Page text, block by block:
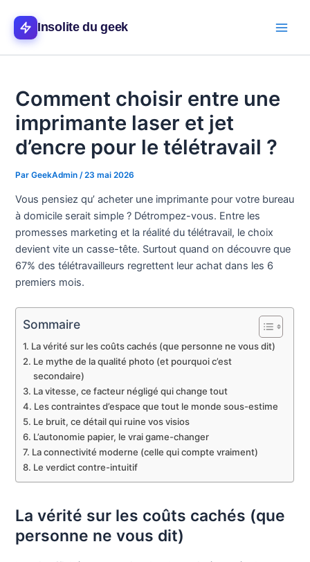
contenu
Insolite du geek
Comment choisir entre une
imprimante laser et jet
d’encre pour le télétravail ?
ParGeekAdmin /23 mai 2026
Vous pensiez qu’ acheter une imprimante pour votre bureau
à domicile serait simple ? Détrompez-vous. Entre les
promesses marketing et la réalité du télétravail, le choix
devient vite un casse-tête. Surtout quand on découvre que
67% des télétravailleurs regrettent leur achat dans les 6
premiers mois.
Sommaire
La vérité sur les coûts cachés (que personne ne vous dit)
Le mythe de la qualité photo (et pourquoi c’est
secondaire)
La vitesse, ce facteur négligé qui change tout
Les contraintes d’espace que tout le monde sous-estime
Le bruit, ce détail qui ruine vos visios
L’autonomie papier, le vrai game-changer
La connectivité moderne (celle qui compte vraiment)
Le verdict contre-intuitif
La vérité sur les coûts cachés (que
personne ne vous dit)